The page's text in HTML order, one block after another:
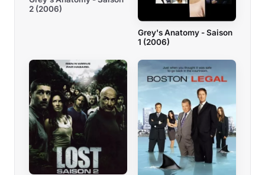
2 (2006)
Grey's Anatomy - Saison
1 (2006)